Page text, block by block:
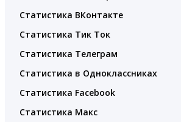
Статистика ВКонтакте
Статистика Тик Ток
Статистика Телеграм
Статистика в Одноклассниках
Статистика Facebook
Статистика Макс